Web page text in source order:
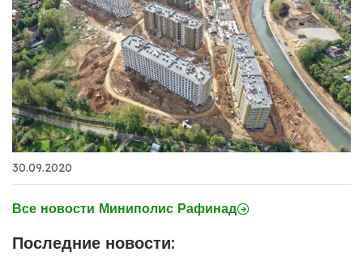
30.09.2020
Все новости Миниполис Рафинад
Последние новости: